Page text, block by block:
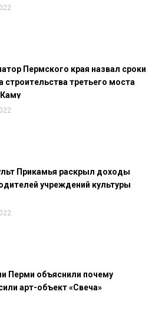
Пермского края назвал сроки
строительства третьего моста
Прикамья раскрыл доходы
учреждений культуры
Перми объяснили почему
арт-объект «Свеча»